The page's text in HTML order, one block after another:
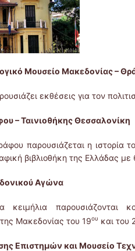
Μουσείο Μακεδονίας –
εκθέσεις για τον
– Ταινιοθήκης Θεσσαλονίκη
παρουσιάζεται η ιστορία
βιβλιοθήκη της Ελλάδας
Αγώνα
παρουσιάζονται
Μακεδονίας του 19ου και του
Επιστημών και Μουσείο